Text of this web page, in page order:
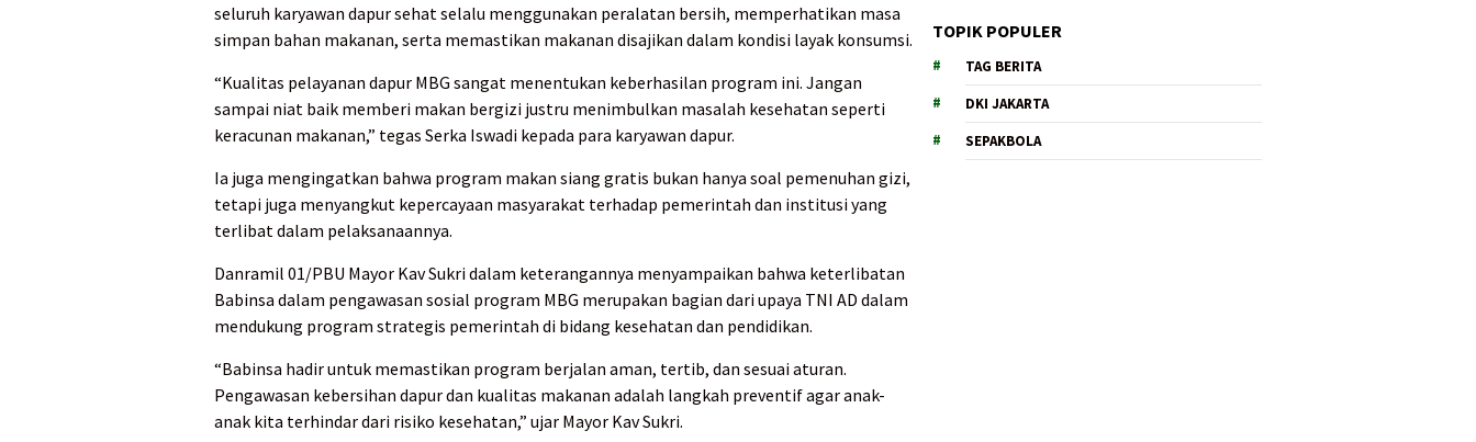
seluruh karyawan dapur sehat selalu menggunakan peralatan bersih, memperhatikan masa
simpan bahan makanan, serta memastikan makanan disajikan dalam kondisi layak konsumsi.
“Kualitas pelayanan dapur MBG sangat menentukan keberhasilan program ini. Jangan
sampai niat baik memberi makan bergizi justru menimbulkan masalah kesehatan seperti
keracunan makanan,” tegas Serka Iswadi kepada para karyawan dapur.
Ia juga mengingatkan bahwa program makan siang gratis bukan hanya soal pemenuhan gizi,
tetapi juga menyangkut kepercayaan masyarakat terhadap pemerintah dan institusi yang
terlibat dalam pelaksanaannya.
Danramil 01/PBU Mayor Kav Sukri dalam keterangannya menyampaikan bahwa keterlibatan
Babinsa dalam pengawasan sosial program MBG merupakan bagian dari upaya TNI AD dalam
mendukung program strategis pemerintah di bidang kesehatan dan pendidikan.
“Babinsa hadir untuk memastikan program berjalan aman, tertib, dan sesuai aturan.
Pengawasan kebersihan dapur dan kualitas makanan adalah langkah preventif agar anak-
anak kita terhindar dari risiko kesehatan,” ujar Mayor Kav Sukri.
TOPIK POPULER
TAG BERITA
DKI JAKARTA
SEPAKBOLA